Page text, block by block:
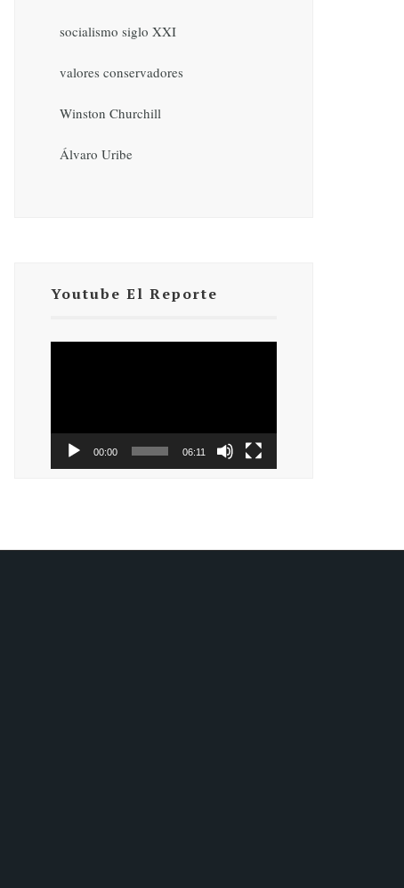
socialismo siglo XXI
valores conservadores
Winston Churchill
Álvaro Uribe
Youtube El Reporte
00:00 06:11